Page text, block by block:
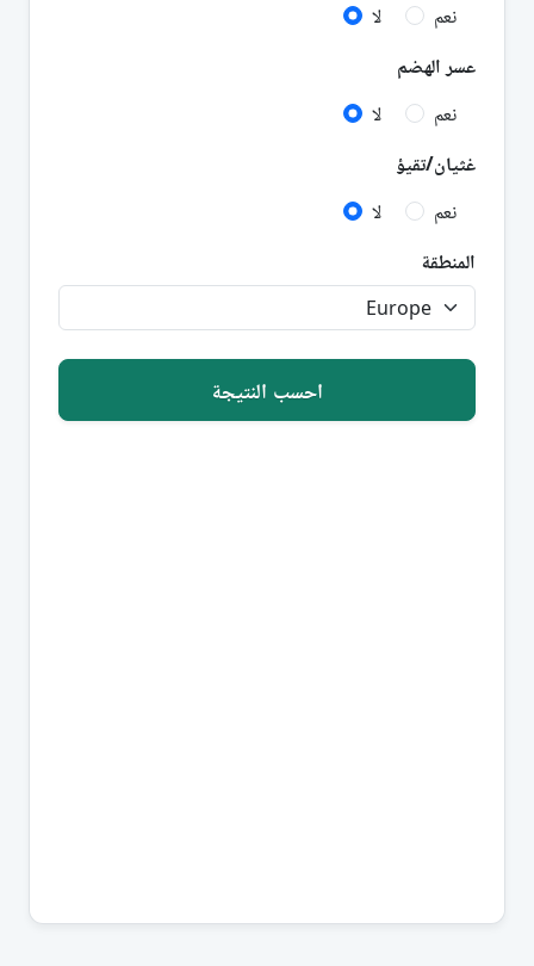
نعم
لا
عسر الهضم
نعم
لا
غثيان/تقيؤ
نعم
لا
المنطقة
احسب النتيجة